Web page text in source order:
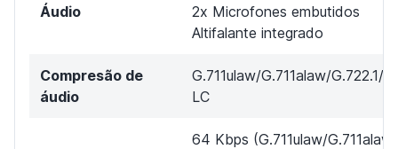
Áudio
2x Microfones embutidos
Altifalante integrado
Compresão de
áudio
G.711ulaw/G.711alaw/
LC
64 Kbps (G.711ulaw/